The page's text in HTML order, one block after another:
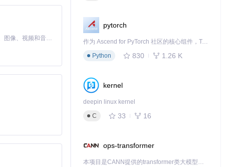
MiniMax H3 是一个通用的全模态生成系统。它支持对由文本、图像、视频和音频组成的多模态上下文进行统一理解，并能生成分辨率高达 2K、时长可达 15 秒的带原生立体声音频的视频。得益于面向任务泛化的系统设计，H3 在预训练阶段就已具备广泛的多模态上下文理解与生成能力，能够出色地执行复杂的多模态指令。
pytorch
作为 Ascend for PyTorch 社区的核心组件，TorchNPU 是昇腾专为 PyTorch 打造的深度学习适配插件，使 PyTorch 框架能够直接调用昇腾 NPU，为开发者提供昇腾 AI 处理器的超强算力。
Python
830 1.26 K
kernel
deepin linux kernel
C
33 16
ops-transformer
本项目是CANN提供的transformer类大模型算子库，实现网络在NPU上加速计算。